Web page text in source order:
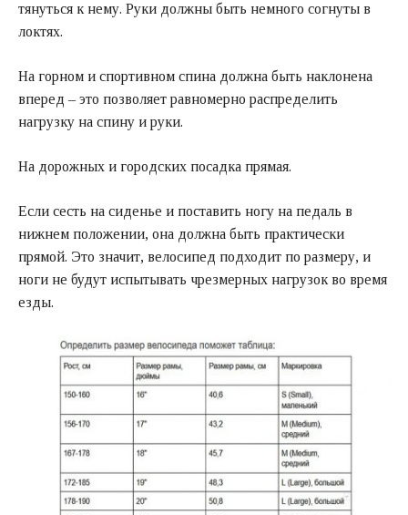
тянуться к нему. Руки должны быть немного согнуты в
локтях.
На горном и спортивном спина должна быть наклонена
вперед – это позволяет равномерно распределить
нагрузку на спину и руки.
На дорожных и городских посадка прямая.
Если сесть на сиденье и поставить ногу на педаль в
нижнем положении, она должна быть практически
прямой. Это значит, велосипед подходит по размеру, и
ноги не будут испытывать чрезмерных нагрузок во время
езды.